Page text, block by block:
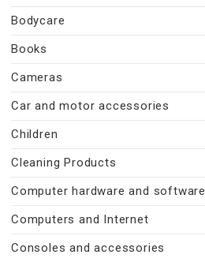
Bodycare
Books
Cameras
Car and motor accessories
Children
Cleaning Products
Computer hardware and software
Computers and Internet
Consoles and accessories